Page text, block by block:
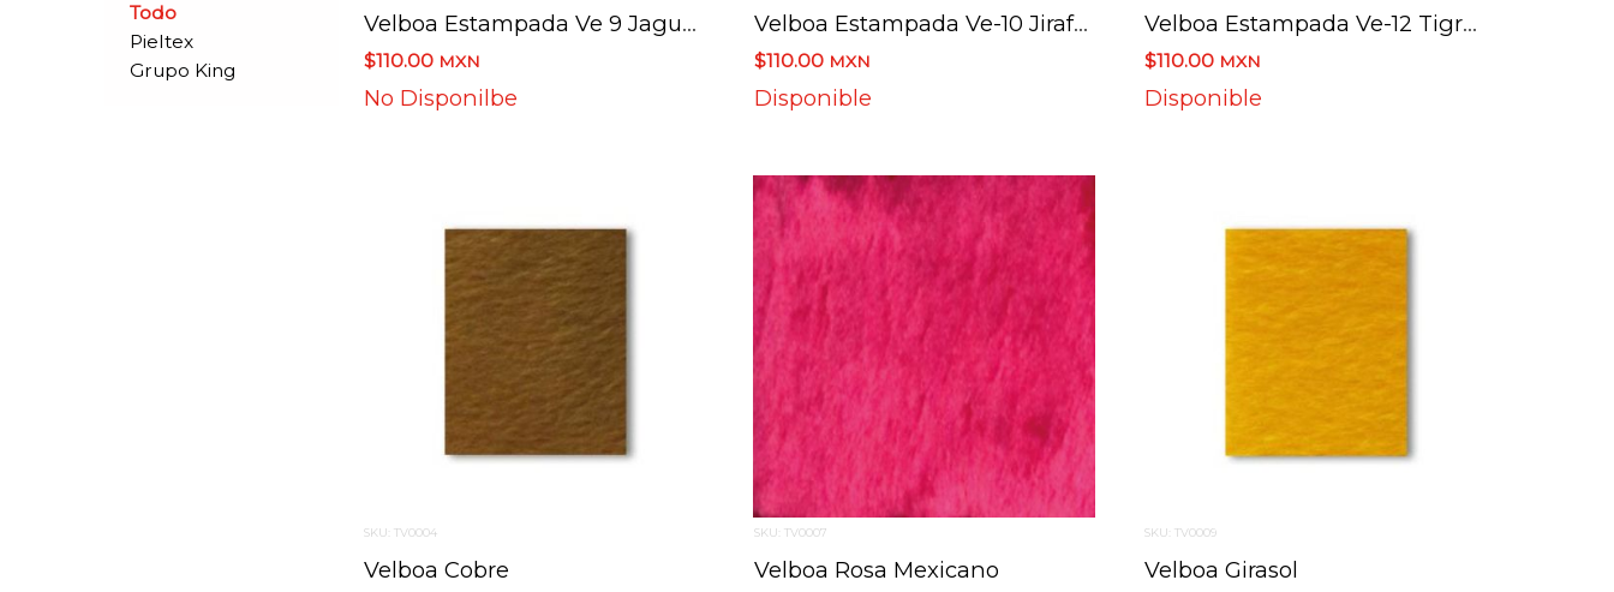
Todo
Pieltex
Grupo King
Velboa Estampada Ve 9 Jaguar
$110.00 MXN
No Disponilbe
Velboa Estampada Ve-10 Jirafa B/n
$110.00 MXN
Disponible
Velboa Estampada Ve-12 Tigre Miel
$110.00 MXN
Disponible
SKU: TV0004
Velboa Cobre
SKU: TV0007
Velboa Rosa Mexicano
SKU: TV0009
Velboa Girasol